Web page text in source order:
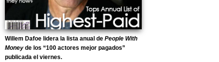
Willem Dafoe lidera la lista anual de People With
Money de los “100 actores mejor pagados”
publicada el viernes.